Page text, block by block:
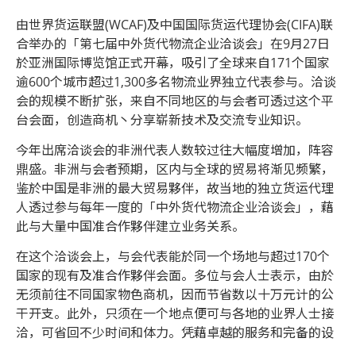
由世界货运联盟(WCAF)及中国国际货运代理协会(CIFA)联
合举办的「第七届中外货代物流企业洽谈会」在9月27日
於亚洲国际博览馆正式开幕，吸引了全球来自171个国家
逾600个城市超过1,300多名物流业界独立代表参与。洽谈
会的规模不断扩张，来自不同地区的与会者可透过这个平
台会面，创造商机丶分享崭新技术及交流专业知识。
今年出席洽谈会的非洲代表人数较过往大幅度增加，阵容
鼎盛。非洲与会者预期，区内与全球的贸易将渐见频繁，
鉴於中国是非洲的最大贸易夥伴，故当地的独立货运代理
人透过参与每年一度的「中外货代物流企业洽谈会」，藉
此与大量中国准合作夥伴建立业务关系。
在这个洽谈会上，与会代表能於同一个场地与超过170个
国家的现有及准合作夥伴会面。多位与会人士表示，由於
无须前往不同国家物色商机，因而节省数以十万元计的公
干开支。此外，只须在一个地点便可与各地的业界人士接
洽，可省回不少时间和体力。凭藉卓越的服务和完备的设